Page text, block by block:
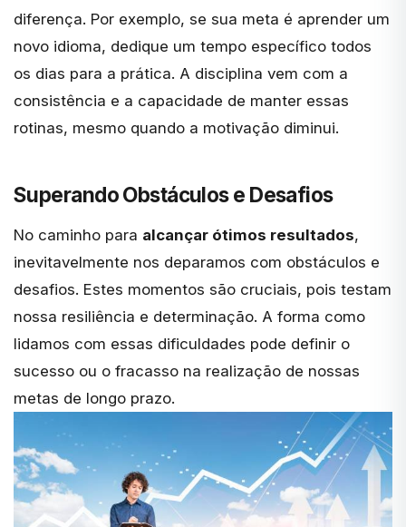
diferença. Por exemplo, se sua meta é aprender um
novo idioma, dedique um tempo específico todos
os dias para a prática. A disciplina vem com a
consistência e a capacidade de manter essas
rotinas, mesmo quando a motivação diminui.
Superando Obstáculos e Desafios
No caminho para alcançar ótimos resultados,
inevitavelmente nos deparamos com obstáculos e
desafios. Estes momentos são cruciais, pois testam
nossa resiliência e determinação. A forma como
lidamos com essas dificuldades pode definir o
sucesso ou o fracasso na realização de nossas
metas de longo prazo.